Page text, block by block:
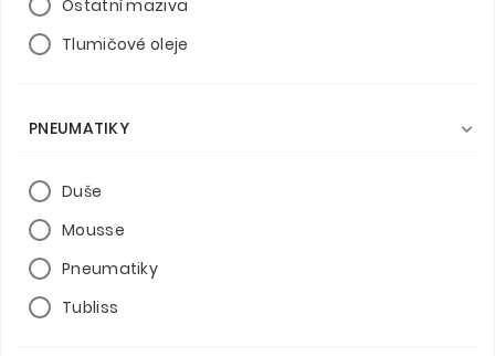
Ostatní maziva
Tlumičové oleje
PNEUMATIKY 
Duše
Mousse
Pneumatiky
Tubliss